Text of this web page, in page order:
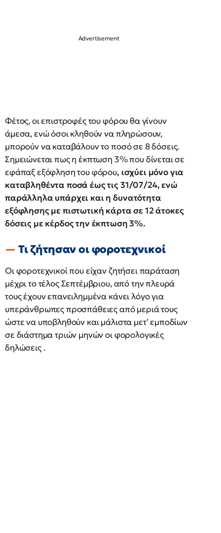
Φέτος, οι επιστροφές του φόρου θα γίνουν
άμεσα, ενώ όσοι κληθούν να πληρώσουν,
μπορούν να καταβάλουν το ποσό σε 8 δόσεις.
Σημειώνεται πως η έκπτωση 3% που δίνεται σε
εφάπαξ εξόφληση του φόρου, ισχύει μόνο για
καταβληθέντα ποσά έως τις 31/07/24, ενώ
παράλληλα υπάρχει και η δυνατότητα
εξόφλησης με πιστωτική κάρτα σε 12 άτοκες
δόσεις με κέρδος την έκπτωση 3%.
Τι ζήτησαν οι φοροτεχνικοί
Οι φοροτεχνικοί που είχαν ζητήσει παράταση
μέχρι το τέλος Σεπτέμβριου, από την πλευρά
τους έχουν επανειλημμένα κάνει λόγο για
υπεράνθρωπες προσπάθειες από μεριά τους
ώστε να υποβληθούν και μάλιστα μετ’ εμποδίων
σε διάστημα τριών μηνών οι φορολογικές
δηλώσεις .